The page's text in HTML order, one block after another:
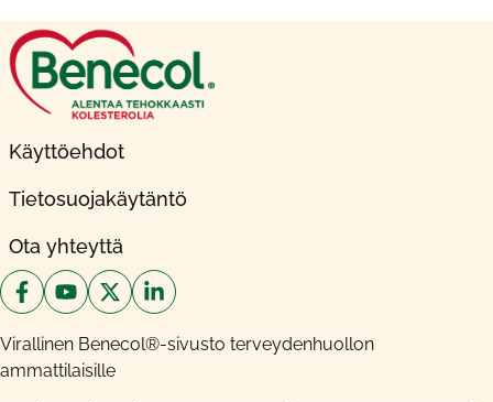
Käyttöehdot
Tietosuojakäytäntö
Ota yhteyttä
Virallinen Benecol®-sivusto terveydenhuollon
ammattilaisille